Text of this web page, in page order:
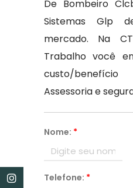
De Bombeiro
Sistemas Glp
mercado. Na
Trabalho você
custo/
Assessoria e
Nome: *
Telefone: *